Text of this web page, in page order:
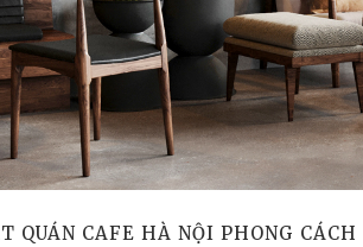
QUÁN CAFE HÀ NỘI PHONG CÁCH